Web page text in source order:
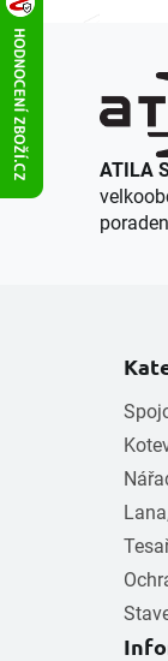
ATILA